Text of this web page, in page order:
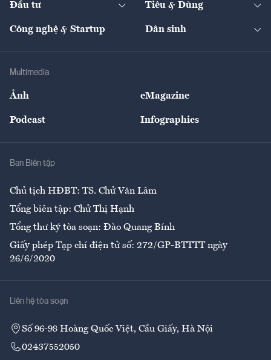
Quản trị số
Tư vấn
Thị trường
Nông sản
Đầu tư Tiêu & Dùng
Giải trí
Công nghệ & Startup Dân sinh
Multimedia
Ảnh eMagazine
Podcast Infographics
Ban Biên tập
Chủ tịch HĐBT: TS. Chử Văn Lâm
Tổng biên tập: Chử Thị Hạnh
Tổng thư ký tòa soạn: Đào Quang Bính
Giấy phép Tạp chí điện tử số: 272/GP-BTTTT ngày
26/6/2020
Liên hệ tòa soạn
Số 96-98 Hoàng Quốc Việt, Cầu Giấy, Hà Nội
02437552050